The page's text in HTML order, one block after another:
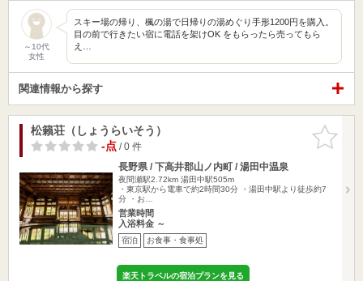
～10代
女性
スキー場の帰り、楓の湯で日帰りの湯めぐり手形1200円を購入。
目の前で行きたい宿に電話を架けOK をもらったら売ってもら
え…
関連情報から探す
お気に入
りに追加
松籟荘（しょうらいそう）
-点/ 0 件
長野県 / 下高井郡山ノ内町 / 湯田中温泉
夜間瀬駅2.72km 湯田中駅505m
・東京駅から電車で約2時間30分 ・湯田中駅より徒歩約7
分 ・お…
営業時間
入浴料金 ～
宿泊 お食事・食事処
楽天トラベルの宿泊プランを見る